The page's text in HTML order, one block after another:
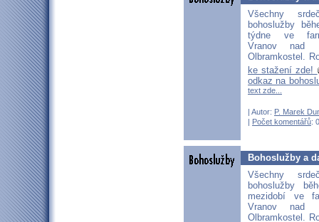
Všechny
bohoslužby
týdne ve
Vranov nad
Olbramkostel.
ke stažení zde!
odkaz na
text zde...
| Autor: P. Marek
| Počet komentářů:
Bohoslužby a
Všechny
bohoslužby
mezidobí ve
Vranov nad
Olbramkostel.